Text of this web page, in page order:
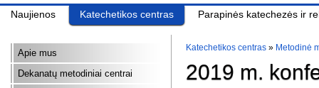
Naujienos Katechetikos centras Parapinės katechezės ir
Apie mus
Dekanatų metodiniai centrai
Katechetikos centras » Metodinė
2019 m.